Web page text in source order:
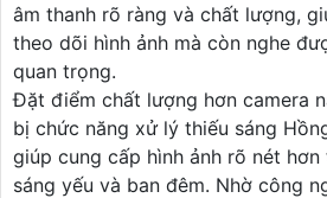
âm thanh rõ ràng và chất lượng,
theo dõi hình ảnh mà còn nghe
quan trọng.
Đặt điểm chất lượng hơn camera
bị chức năng xử lý thiếu sáng
giúp cung cấp hình ảnh rõ nét
sáng yếu và ban đêm. Nhờ công